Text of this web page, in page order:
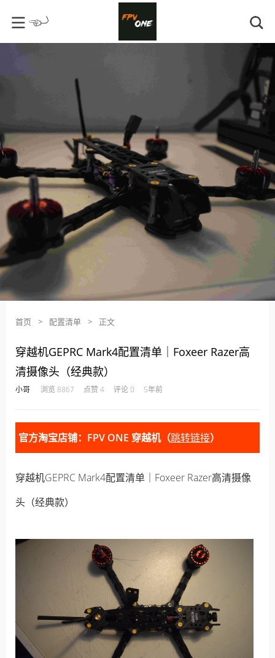
首页 > 配置清单 > 正文
穿越机GEPRC Mark4配置清单｜Foxeer Razer高
清摄像头（经典款）
小哥 浏览 8867 点赞 4 评论 0 5年前
官方淘宝店铺：FPV ONE 穿越机（跳转链接）
穿越机GEPRC Mark4配置清单｜Foxeer Razer高清摄像
头（经典款）